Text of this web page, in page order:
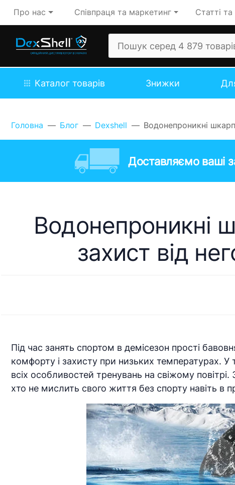
Про нас Співпраця та маркетинг Статті
Каталог товарів Знижки
Головна Блог Dexshell Водонепроникні
Доставляємо ваші
Водонепроникні
захист від
Під час занять спортом в демісезон прості
комфорту і захисту при низьких температурах. У
всіх особливостей тренувань на свіжому
хто не мислить свого життя без спорту навіть в